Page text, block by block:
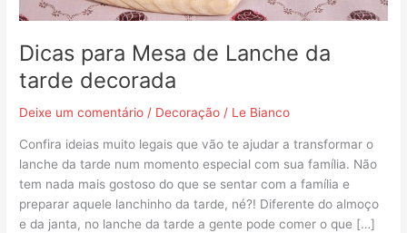
Dicas para Mesa de Lanche da
tarde decorada
Deixe um comentário / Decoração / Le Bianco
Confira ideias muito legais que vão te ajudar a transformar o
lanche da tarde num momento especial com sua família. Não
tem nada mais gostoso do que se sentar com a família e
preparar aquele lanchinho da tarde, né?! Diferente do almoço
e da janta, no lanche da tarde a gente pode comer o que […]